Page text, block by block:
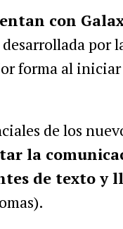
con
desarrollada por
forma al
de los
la
de texto y